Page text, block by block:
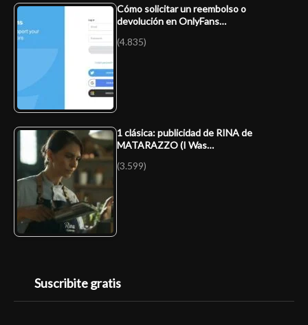
Cómo solicitar un reembolso o
devolución en OnlyFans…
(4.835)
1 clásica: publicidad de RINA de
MATARAZZO (I Was…
(3.599)
Suscribite gratis